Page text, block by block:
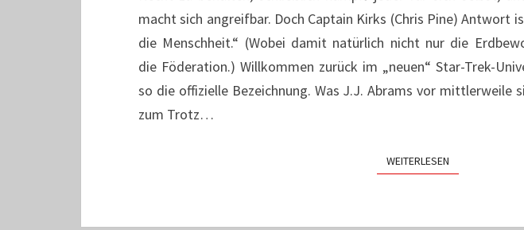
macht sich angreifbar. Doch Captain Kirks (Chris Pine) Antwort
die Menschheit.“ (Wobei damit natürlich nicht nur die
die Föderation.) Willkommen zurück im „neuen“ Star-Trek-
so die offizielle Bezeichnung. Was J.J. Abrams vor mittlerweile
zum Trotz…
WEITERLESEN